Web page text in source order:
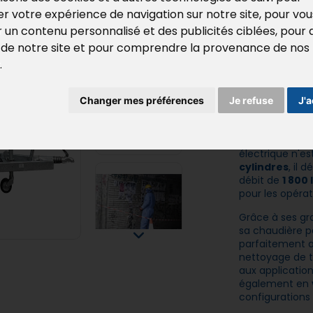
votre expérience de navigation sur notre site, pour
contenu personnalisé et des publicités ciblées, pour
notre site et pour comprendre la provenance de nos
Je refuse
Changer mes préférences
LeTD503est
autonome
exigeants.
un gros
du
des
intervenir sur
électrique
cylindres, il
débit de1 800
pour les
Grâce à ses
sa chaudière
parfaitement
nettoyage de
aux
également en